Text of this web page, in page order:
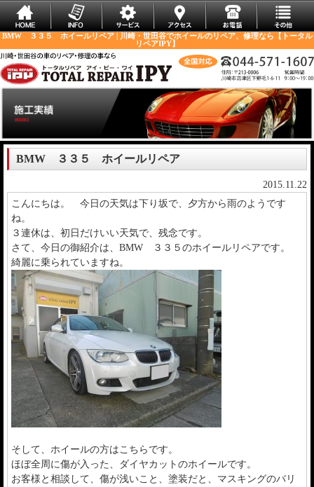
BMW ３３５ ホイールリペア | 川崎・世田谷でホイールのリペア、修理なら【トータル
リペアIPY】
BMW ３３５ ホイールリペア
2015.11.22
こんにちは。 今日の天気は下り坂で、夕方から雨のようです
ね。
３連休は、初日だけいい天気で、残念です。
さて、今日の御紹介は、BMW ３３５のホイールリペアです。
綺麗に乗られていますね。
そして、ホイールの方はこちらです。
ほぼ全周に傷が入った、ダイヤカットのホイールです。
お客様と相談して、傷が浅いこと、塗装だと、マスキングのバリ